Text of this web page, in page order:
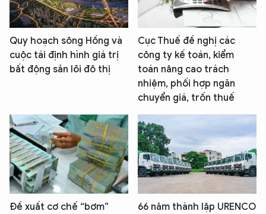
Quy hoạch sông Hồng và
cuộc tái định hình giá trị
bất động sản lõi đô thị
Cục Thuế đề nghị các
công ty kế toán, kiểm
toán nâng cao trách
nhiệm, phối hợp ngăn
chuyển giá, trốn thuế
Đề xuất cơ chế “bơm”
66 năm thành lập URENCO